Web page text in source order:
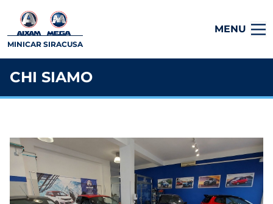
MINICAR SIRACUSA
MENU
CHI SIAMO